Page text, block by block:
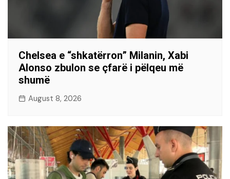
Chelsea e “shkatërron” Milanin, Xabi
Alonso zbulon se çfarë i pëlqeu më
shumë
August 8, 2026